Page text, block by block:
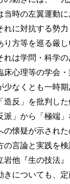
当時の左翼運動
れに対抗する勢
り方等を巡る厳
れは学問・科学
床心理等の学会
少なくとも一時
造反」を批判し
派」から「極端
の懐疑が示され
の言論と実践を
岩他『生の技法
についても、